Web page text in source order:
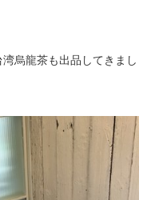
烏龍茶も出品してきまし